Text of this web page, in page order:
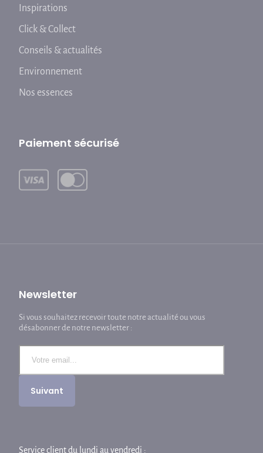
Inspirations
Click & Collect
Conseils & actualités
Environnement
Nos essences
Paiement sécurisé
Newsletter
Si vous souhaitez recevoir toute notre actualité ou vous
désabonner de notre newsletter :
Service client du lundi au vendredi :